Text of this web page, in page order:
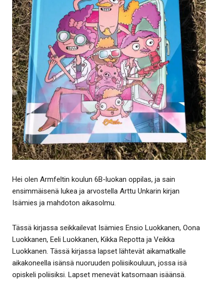
Hei olen Armfeltin koulun 6B-luokan oppilas, ja sain
ensimmäisenä lukea ja arvostella Arttu Unkarin kirjan
Isämies ja mahdoton aikasolmu.
Tässä kirjassa seikkailevat Isämies Ensio Luokkanen, Oona
Luokkanen, Eeli Luokkanen, Kikka Repotta ja Veikka
Luokkanen. Tässä kirjassa lapset lähtevät aikamatkalle
aikakoneella isänsä nuoruuden poliisikouluun, jossa isä
opiskeli poliisiksi. Lapset menevät katsomaan isäänsä.